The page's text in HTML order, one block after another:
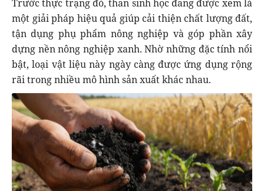
Trước thực trạng đó, than sinh học đang được xem là
một giải pháp hiệu quả giúp cải thiện chất lượng đất,
tận dụng phụ phẩm nông nghiệp và góp phần xây
dựng nền nông nghiệp xanh. Nhờ những đặc tính nổi
bật, loại vật liệu này ngày càng được ứng dụng rộng
rãi trong nhiều mô hình sản xuất khác nhau.